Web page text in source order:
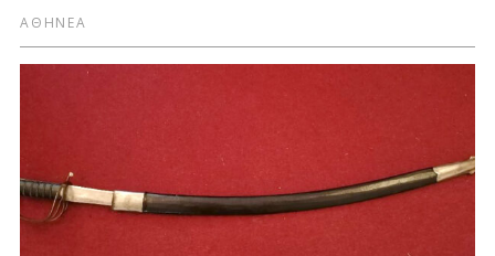
ΑΘΗΝΕΑ